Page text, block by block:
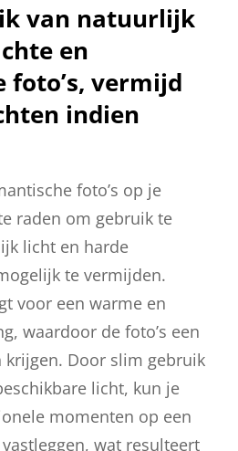
van natuurlijk
en
foto’s, vermijd
indien
foto’s op je
raden om gebruik te
licht en harde
te vermijden.
voor een warme en
waardoor de foto’s een
Door slim gebruik
licht, kun je
momenten op een
wat resulteert